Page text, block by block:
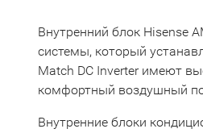
Внутренний блок Hisense
системы, который
Match DC Inverter имеют
комфортный воздушный
Внутренние блоки